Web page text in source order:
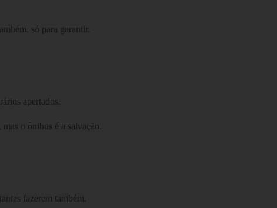
só para garantir.
apertados.
o ônibus é a salvação.
fazerem também.